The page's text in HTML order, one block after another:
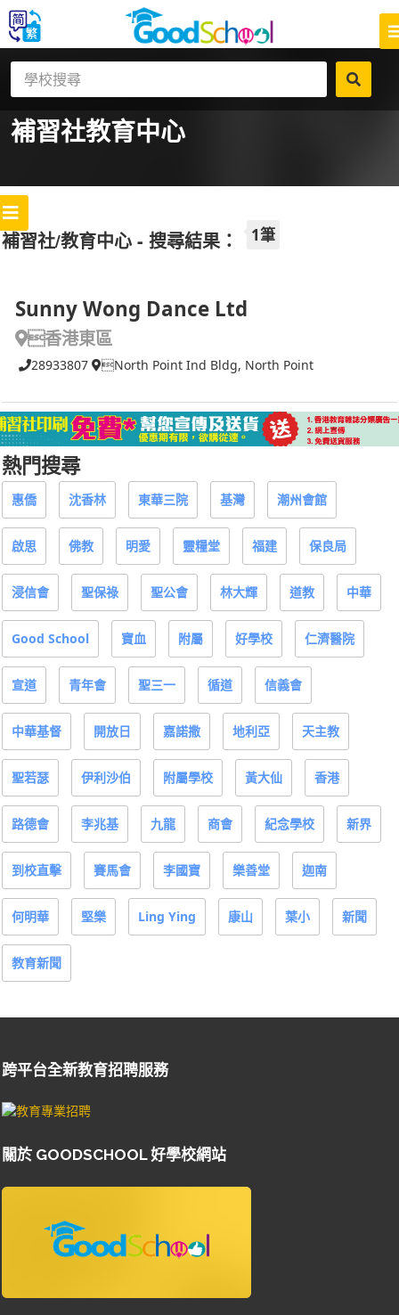
補習社教育中心
補習社/教育中心 - 搜尋結果： 1筆
Sunny Wong Dance Ltd
香港東區
28933807 North Point Ind Bldg, North Point
熱門搜尋
惠僑 沈香林 東華三院 基灣 潮州會館
啟思 佛教 明愛 靈糧堂 福建 保良局
浸信會 聖保祿 聖公會 林大輝 道教 中華
Good School 寶血 附屬 好學校 仁濟醫院
宣道 青年會 聖三一 循道 信義會
中華基督 開放日 嘉諾撒 地利亞 天主教
聖若瑟 伊利沙伯 附屬學校 黃大仙 香港
路德會 李兆基 九龍 商會 紀念學校 新界
到校直擊 賽馬會 李國寶 樂善堂 迦南
何明華 堅樂 Ling Ying 康山 葉小 新聞
教育新聞
跨平台全新教育招聘服務
關於 GOODSCHOOL 好學校網站